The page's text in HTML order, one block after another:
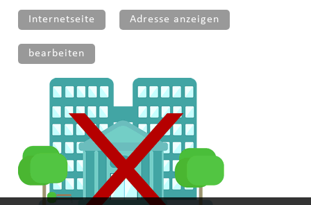
Internetseite Adresse anzeigen
bearbeiten